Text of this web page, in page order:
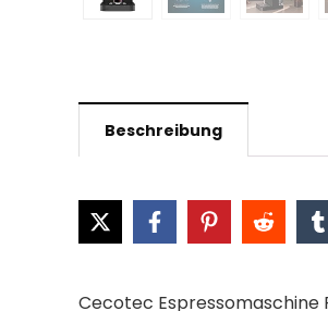
Beschreibung
Cecotec Espressomaschine